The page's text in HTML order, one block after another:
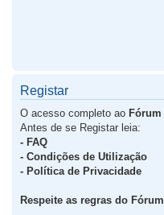
Registar
O acesso completo ao Fórum
Antes de se Registar leia:
- FAQ
- Condições de Utilização
- Política de Privacidade
Respeite as regras do Fórum